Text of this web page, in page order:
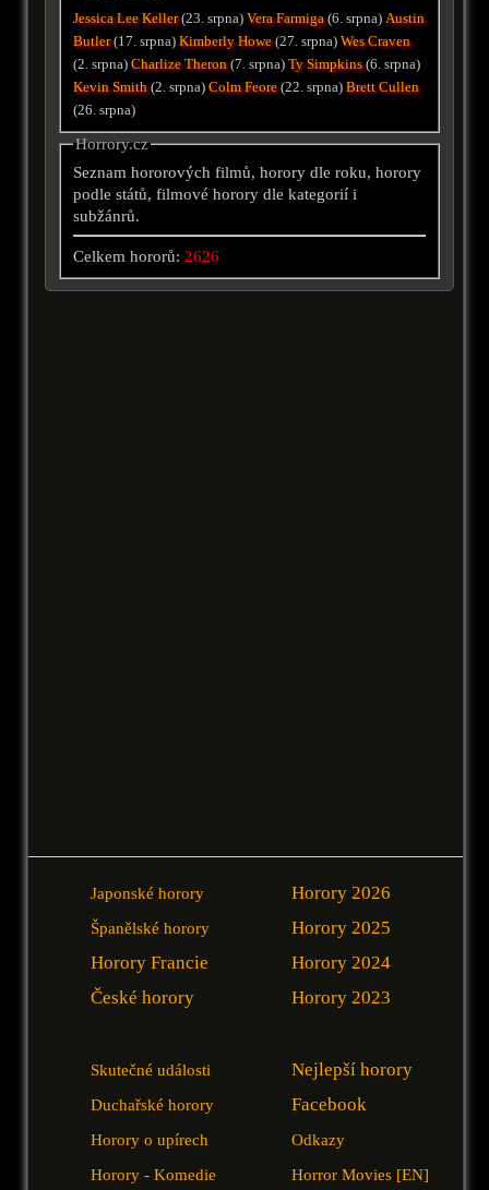
Jessica Lee Keller(23. srpna)Vera Farmiga(6. srpna)Austin
Butler(17. srpna)Kimberly Howe(27. srpna)Wes Craven
(2. srpna)Charlize Theron(7. srpna)Ty Simpkins(6. srpna)
Kevin Smith(2. srpna)Colm Feore(22. srpna)Brett Cullen
(26. srpna)
Horrory.cz
Seznam hororových filmů, horory dle roku, horory
podle států, filmové horory dle kategorií i
subžánrů.
Celkem hororů: 2626
Japonské horory
Španělské horory
Horory Francie
České horory
Horory 2026
Horory 2025
Horory 2024
Horory 2023
Skutečné události
Duchařské horory
Horory o upírech
Horory - Komedie
Nejlepší horory
Facebook
Odkazy
Horror Movies [EN]